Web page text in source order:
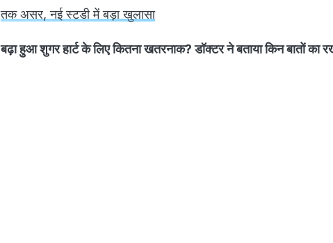
तक असर, नई स्टडी में बड़ा खुलासा
बढ़ा हुआ शुगर हार्ट के लिए कितना खतरनाक? डॉक्टर ने बताया किन बातों का